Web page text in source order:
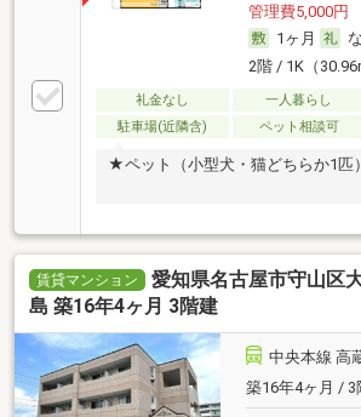
管理費5,000円
1ヶ月
2階 / 1K（
礼金なし 一人暮らし
駐車場(近隣含)
ペット相談可
★ペット（小型犬・猫どちらか1匹
賃貸マンション
愛知県名古屋市守山区
島 築16年4ヶ月 3階建
中央本線 高
築16年4ヶ月 / 3